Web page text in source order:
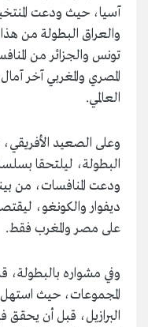
آسيا، حيث ودعت
والعراق البطولة من
تونس والجزائر من
المصري والمغربي آخر
العالمي.
وعلى الصعيد الأفريقي،
البطولة، ليلتحقا
ودعت المنافسات، من
ديفوار والكونغو،
على مصر والمغرب فقط.
وفي مشواره بالبطولة،
المجموعات، حيث
البرازيل، قبل أن يحقق